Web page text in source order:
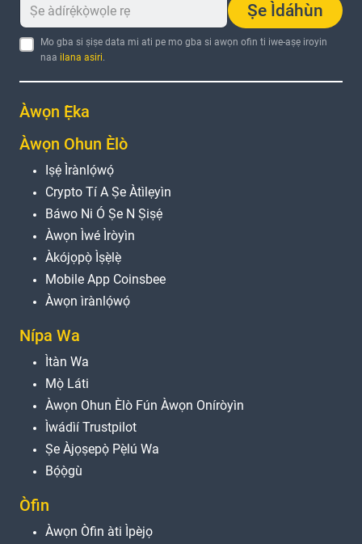
Ṣe Ìdáhùn
Mo gba si ṣiṣe data mi ati pe mo gba si awọn ofin ti iwe-aṣẹ iroyin
naa ilana asiri.
Àwọn Ẹ̀ka
Àwọn Ohun Èlò
Iṣẹ́ Ìrànlọ́wọ́
Crypto Tí A Ṣe Àtìlẹyìn
Báwo Ni Ó Ṣe N Ṣiṣẹ́
Àwọn Ìwé Ìròyìn
Àkójọpọ̀ Ìṣẹ̀lẹ̀
Mobile App Coinsbee
Àwọn ìrànlọ́wọ́
Nípa Wa
Ìtàn Wa
Mọ̀ Láti
Àwọn Ohun Èlò Fún Àwọn Oníròyìn
Ìwádìí Trustpilot
Ṣe Àjọṣepọ̀ Pẹ̀lú Wa
Bọ́ọ̀gù
Òfin
Àwọn Òfin àti Ìpèjọ